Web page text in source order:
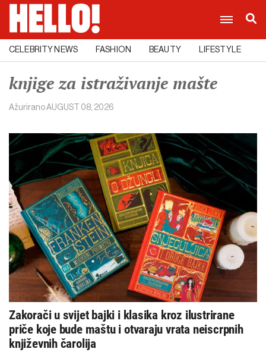
CELEBRITY NEWS FASHION BEAUTY LIFESTYLE
knjige za istraživanje mašte
AžuriranoAUGUST 08, 2026
Zakorači u svijet bajki i klasika kroz ilustrirane
priče koje bude maštu i otvaraju vrata neiscrpnih
književnih čarolija